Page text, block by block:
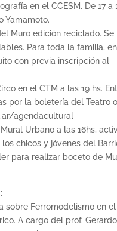
en el CCESM. De 17 a
Yamamoto.
Muro edición reciclado. Se
Para toda la familia,
con previa inscripción al
en el CTM a las 19 hs.
por la boletería del Teatro
agendacultural
Urbano a las 16hs,
chicos y jóvenes del
para realizar boceto de
sobre Ferromodelismo en el
A cargo del prof. Gerardo